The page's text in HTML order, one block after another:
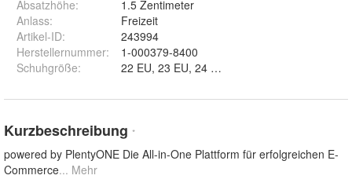
Absatzhöhe:
1.5 Zentimeter
Anlass:
Freizeit
Artikel-ID:
243994
Herstellernummer:
1-000379-8400
Schuhgröße:
Kurzbeschreibung *
powered by PlentyONE Die All-in-One Plattform für erfolgreichen E-
Commerce... Mehr